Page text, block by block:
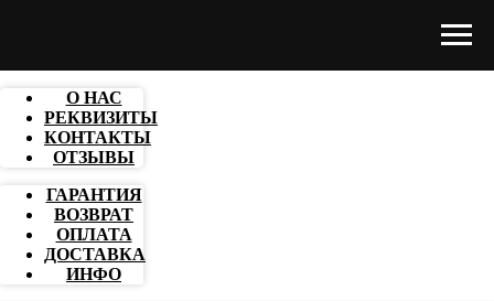
О НАС
РЕКВИЗИТЫ
КОНТАКТЫ
ОТЗЫВЫ
ГАРАНТИЯ
ВОЗВРАТ
ОПЛАТА
ДОСТАВКА
ИНФО